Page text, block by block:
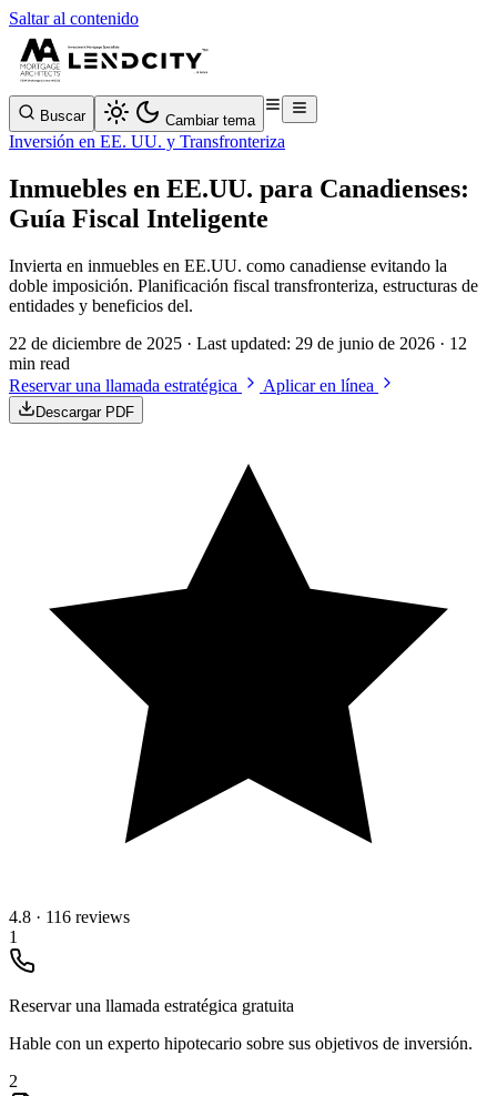
Saltar al contenido
Buscar Cambiar tema
Inversión en EE. UU. y Transfronteriza
Inmuebles en EE.UU. para Canadienses:
Guía Fiscal Inteligente
Invierta en inmuebles en EE.UU. como canadiense evitando la
doble imposición. Planificación fiscal transfronteriza, estructuras de
entidades y beneficios del.
22 de diciembre de 2025 · Last updated: 29 de junio de 2026 · 12
min read
Reservar una llamada estratégica
Aplicar en línea
Descargar PDF
4.8 · 116 reviews
1
Reservar una llamada estratégica gratuita
Hable con un experto hipotecario sobre sus objetivos de inversión.
2